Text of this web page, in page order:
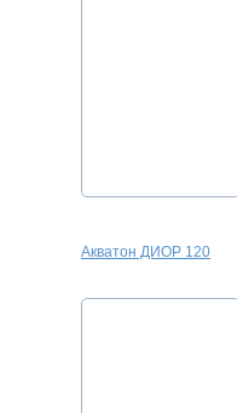
Акватон ДИОР 120